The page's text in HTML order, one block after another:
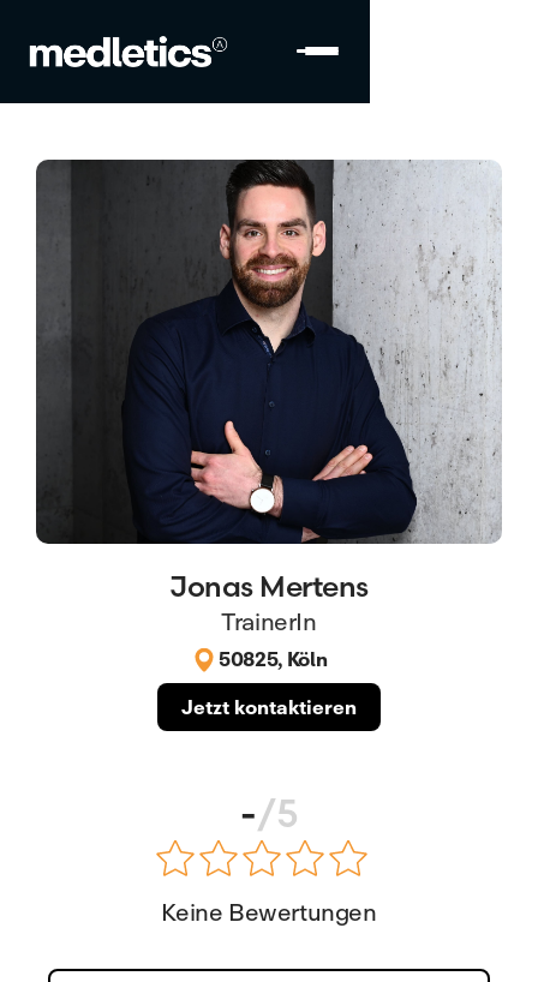
Jonas Mertens
TrainerIn
50825, Köln
Jetzt kontaktieren
-/5
Keine Bewertungen